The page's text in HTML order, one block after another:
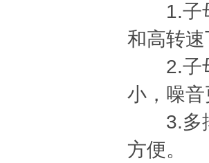
1.子母
和高转
2.子母
小，噪
3.多排
方便。